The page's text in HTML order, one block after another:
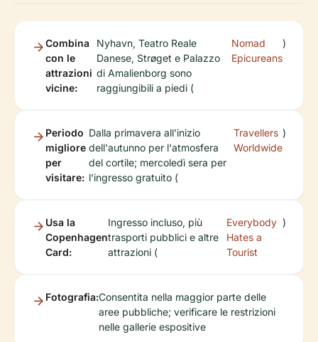
Combina
con le
attrazioni
vicine:
Nyhavn, Teatro Reale
Danese, Strøget e Palazzo
di Amalienborg sono
raggiungibili a piedi (
Nomad
Epicureans
)
Periodo
migliore
per
visitare:
Dalla primavera all'inizio
dell'autunno per l'atmosfera
del cortile; mercoledì sera per
l'ingresso gratuito (
Travellers
Worldwide
)
Usa la
Copenhagen
Card:
Ingresso incluso, più
trasporti pubblici e altre
attrazioni (
Everybody
Hates a
Tourist
)
Fotografia:Consentita nella maggior parte delle
aree pubbliche; verificare le restrizioni
nelle gallerie espositive